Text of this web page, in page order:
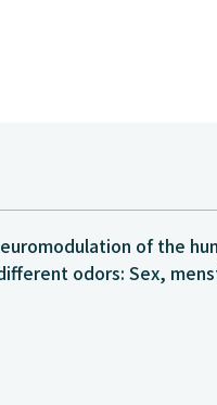
of the
odors: Sex,